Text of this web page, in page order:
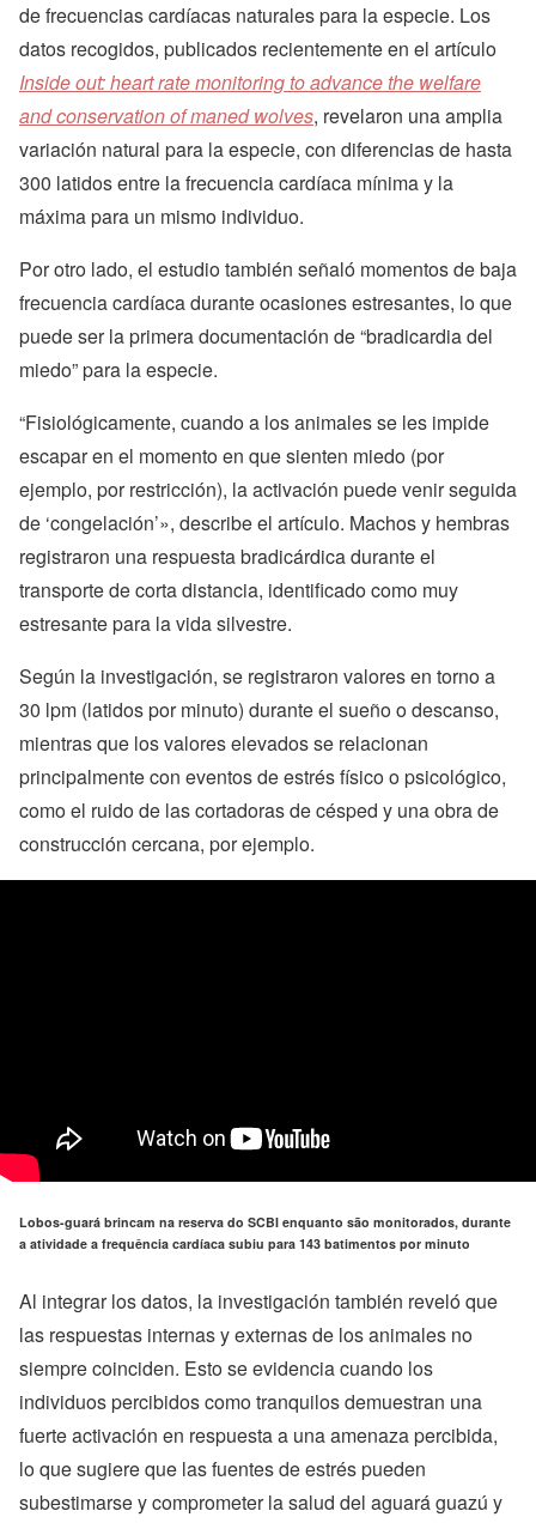
de frecuencias cardíacas naturales para la especie. Los
datos recogidos, publicados recientemente en el artículo
Inside out: heart rate monitoring to advance the welfare
and conservation of maned wolves, revelaron una amplia
variación natural para la especie, con diferencias de hasta
300 latidos entre la frecuencia cardíaca mínima y la
máxima para un mismo individuo.
Por otro lado, el estudio también señaló momentos de baja
frecuencia cardíaca durante ocasiones estresantes, lo que
puede ser la primera documentación de “bradicardia del
miedo” para la especie.
“Fisiológicamente, cuando a los animales se les impide
escapar en el momento en que sienten miedo (por
ejemplo, por restricción), la activación puede venir seguida
de ‘congelación’», describe el artículo. Machos y hembras
registraron una respuesta bradicárdica durante el
transporte de corta distancia, identificado como muy
estresante para la vida silvestre.
Según la investigación, se registraron valores en torno a
30 lpm (latidos por minuto) durante el sueño o descanso,
mientras que los valores elevados se relacionan
principalmente con eventos de estrés físico o psicológico,
como el ruido de las cortadoras de césped y una obra de
construcción cercana, por ejemplo.
Lobos-guará brincam na reserva do SCBI enquanto são monitorados, durante
a atividade a frequência cardíaca subiu para 143 batimentos por minuto
Al integrar los datos, la investigación también reveló que
las respuestas internas y externas de los animales no
siempre coinciden. Esto se evidencia cuando los
individuos percibidos como tranquilos demuestran una
fuerte activación en respuesta a una amenaza percibida,
lo que sugiere que las fuentes de estrés pueden
subestimarse y comprometer la salud del aguará guazú y